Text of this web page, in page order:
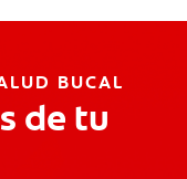
BUCAL
de tu